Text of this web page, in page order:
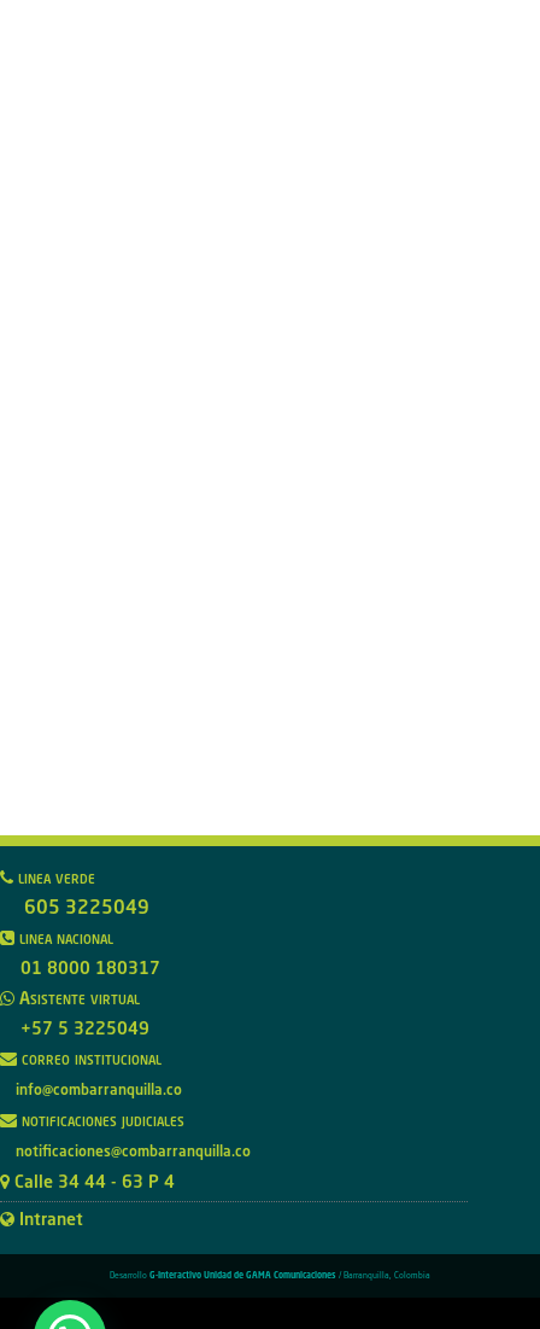
linea verde
605 3225049
linea nacional
01 8000 180317
Asistente virtual
+57 5 3225049
correo institucional
info@combarranquilla.co
notificaciones judiciales
notificaciones@combarranquilla.co
Calle 34 44 - 63 P 4
Intranet
Desarrollo G-Interactivo Unidad de GAMA Comunicaciones / Barranquilla, Colombia